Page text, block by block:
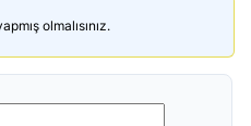
olmalısınız.